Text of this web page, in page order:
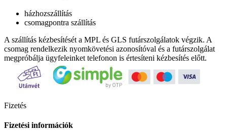
házhozszállítás
csomagpontra szállítás
A szállítás kézbesítését a MPL és GLS futárszolgálatok végzik. A
csomag rendelkezik nyomkövetési azonosítóval és a futárszolgálat
megpróbálja ügyfeleinket telefonon is értesíteni kézbesítés előtt.
Fizetés
Fizetési információk